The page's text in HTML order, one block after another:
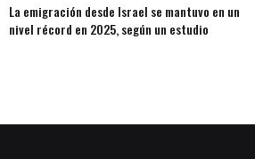
La emigración desde Israel se mantuvo en un
nivel récord en 2025, según un estudio